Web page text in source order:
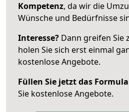
Kompetenz, da wir die
Wünsche und Bedürfnisse
Interesse? Dann greifen Sie
holen Sie sich erst einmal
kostenlose Angebote.
Füllen Sie jetzt das
Sie kostenlose Angebote.